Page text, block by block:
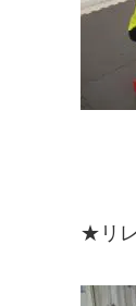
★リ